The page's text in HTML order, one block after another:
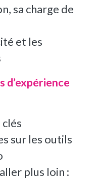
sa charge de
et les
d’expérience
sur les outils
plus loin :